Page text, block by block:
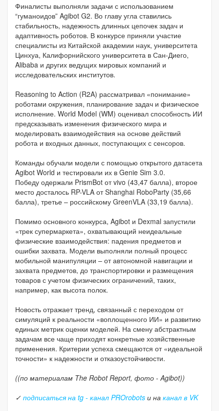
Финалисты выполняли задачи с использованием
“гуманоидов” Agibot G2. Во главу угла ставились
стабильность, надежность длинных цепочек задач и
адаптивность роботов. В конкурсе приняли участие
специалисты из Китайской академии наук, университета
Цинхуа, Калифорнийского университета в Сан-Диего,
Alibaba и других ведущих мировых компаний и
исследовательских институтов.
Reasoning to Action (R2A) рассматривал «понимание»
роботами окружения, планирование задач и физическое
исполнение. World Model (WM) оценивал способность ИИ
предсказывать изменения физического мира и
моделировать взаимодействия на основе действий
робота и входных данных, поступающих с сенсоров.
Команды обучали модели с помощью открытого датасета
Agibot World и тестировали их в Genie Sim 3.0.
Победу одержали PrismBot от vivo (43,47 балла), второе
место досталось RP-VLA от Shanghai RoboParty (35,66
балла), третье – российскому GreenVLA (33,19 балла).
Помимо основного конкурса, Agibot и Dexmal запустили
«трек супермаркета», охватывающий неидеальные
физические взаимодействия: падения предметов и
ошибки захвата. Модели выполняли полный процесс
мобильной манипуляции – от автономной навигации и
захвата предметов, до транспортировки и размещения
товаров с учетом физических ограничений, таких,
например, как высота полок.
Новость отражает тренд, связанный с переходом от
симуляций к реальности «воплощенного ИИ» и развитию
единых метрик оценки моделей. На смену абстрактным
задачам все чаще приходят конкретные хозяйственные
применения. Критерии успеха смещаются от «идеальной
точности» к надежности и отказоустойчивости.
((по материалам The Robot Report, фото - Agibot))
✓ подписаться на tg - канал PROrobots и на канал в VK